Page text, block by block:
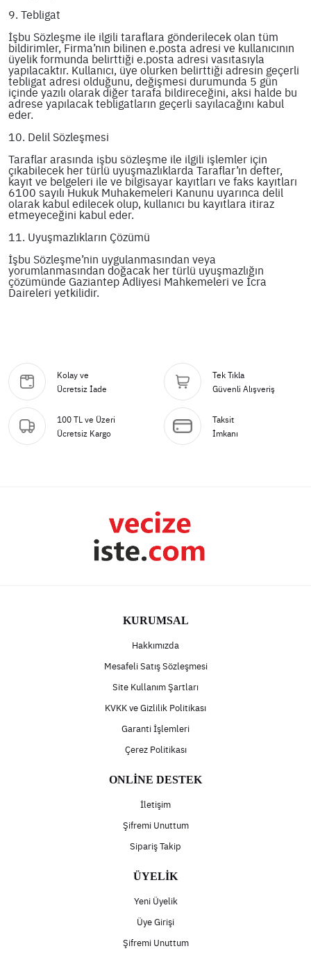
9. Tebligat
İşbu Sözleşme ile ilgili taraflara gönderilecek olan tüm
bildirimler, Firma’nın bilinen e.posta adresi ve kullanıcının
üyelik formunda belirttiği e.posta adresi vasıtasıyla
yapılacaktır. Kullanıcı, üye olurken belirttiği adresin geçerli
tebligat adresi olduğunu, değişmesi durumunda 5 gün
içinde yazılı olarak diğer tarafa bildireceğini, aksi halde bu
adrese yapılacak tebligatların geçerli sayılacağını kabul
eder.
10. Delil Sözleşmesi
Taraflar arasında işbu sözleşme ile ilgili işlemler için
çıkabilecek her türlü uyuşmazlıklarda Taraflar’ın defter,
kayıt ve belgeleri ile ve bilgisayar kayıtları ve faks kayıtları
6100 sayılı Hukuk Muhakemeleri Kanunu uyarınca delil
olarak kabul edilecek olup, kullanıcı bu kayıtlara itiraz
etmeyeceğini kabul eder.
11. Uyuşmazlıkların Çözümü
İşbu Sözleşme’nin uygulanmasından veya
yorumlanmasından doğacak her türlü uyuşmazlığın
çözümünde Gaziantep Adliyesi Mahkemeleri ve İcra
Daireleri yetkilidir.
Kolay ve
Ücretsiz İade
Tek Tıkla
Güvenli Alışveriş
100 TL ve Üzeri
Ücretsiz Kargo
Taksit
İmkanı
KURUMSAL
Hakkımızda
Mesafeli Satış Sözleşmesi
Site Kullanım Şartları
KVKK ve Gizlilik Politikası
Garanti İşlemleri
Çerez Politikası
ONLİNE DESTEK
İletişim
Şifremi Unuttum
Sipariş Takip
ÜYELİK
Yeni Üyelik
Üye Girişi
Şifremi Unuttum